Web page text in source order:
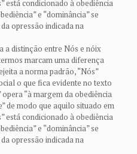
está condicionado à obediência
e “dominância” se
opressão indicada na
a distinção entre Nós e nóix
marcam uma diferença
a norma padrão, “Nós”
o que fica evidente no texto
“à margem da obediência
de modo que aquilo situado em
está condicionado à obediência
e “dominância” se
opressão indicada na